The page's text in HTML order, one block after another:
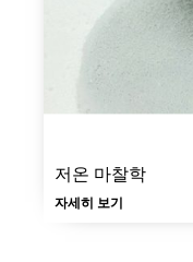
저온 마찰학
자세히 보기